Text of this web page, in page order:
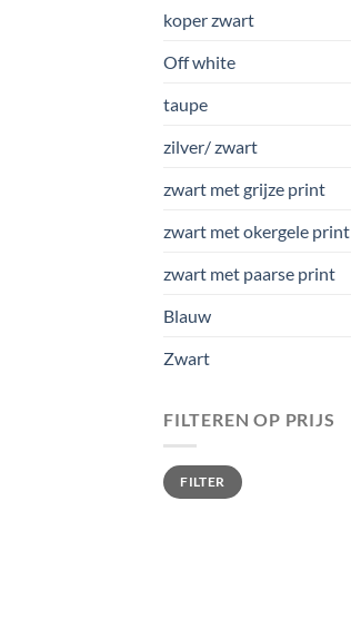
koper zwart
Off white
taupe
zilver/ zwart
zwart met grijze print
zwart met okergele print
zwart met paarse print
Blauw
Zwart
FILTEREN OP PRIJS
Min.
prijs
Max.
prijsFILTER